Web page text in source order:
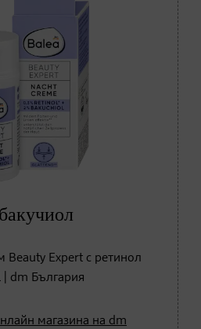
Beauty Expert с ретинол
| dm България
магазина на dm